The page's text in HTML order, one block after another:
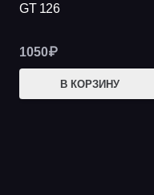
GT 126
1050₽
В КОРЗИНУ